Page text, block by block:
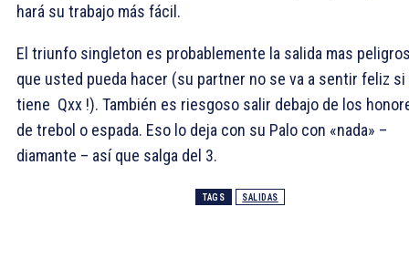
hará su trabajo más fácil.
El triunfo singleton es probablemente la salida mas
que usted pueda hacer (su partner no se va a sentir feliz si
tiene Qxx !). También es riesgoso salir debajo de los
de trebol o espada. Eso lo deja con su Palo con «nada» –
diamante – así que salga del 3.
TAGS SALIDAS